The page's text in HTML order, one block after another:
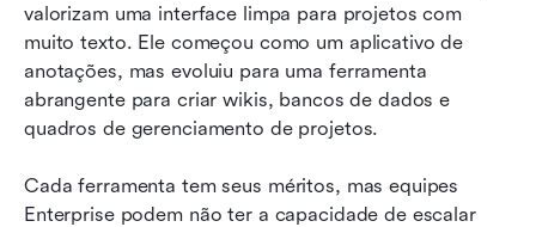
valorizam uma interface limpa para projetos com
muito texto. Ele começou como um aplicativo de
anotações, mas evoluiu para uma ferramenta
abrangente para criar wikis, bancos de dados e
quadros de gerenciamento de projetos.
Cada ferramenta tem seus méritos, mas equipes
Enterprise podem não ter a capacidade de escalar